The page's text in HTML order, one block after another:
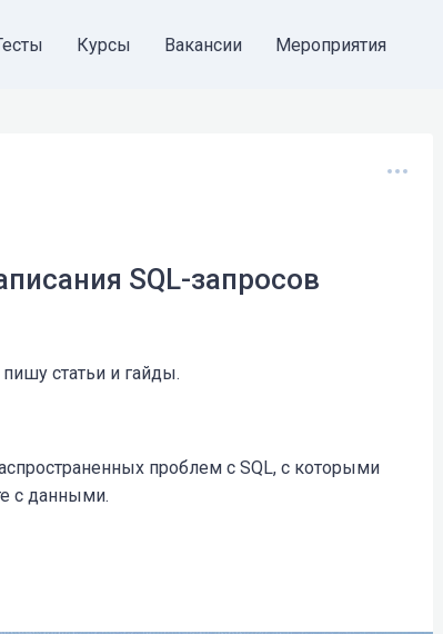
Курсы Вакансии Мероприятия
SQL-запросов
статьи и гайды.
проблем с SQL, с которыми
с данными.